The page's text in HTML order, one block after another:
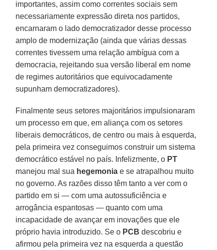
importantes, assim como correntes sociais sem
necessariamente expressão direta nos partidos,
encarnaram o lado democratizador desse processo
amplo de modernização (ainda que várias dessas
correntes tivessem uma relação ambígua com a
democracia, rejeitando sua versão liberal em nome
de regimes autoritários que equivocadamente
supunham democratizadores).
Finalmente seus setores majoritários impulsionaram
um processo em que, em aliança com os setores
liberais democráticos, de centro ou mais à esquerda,
pela primeira vez conseguimos construir um sistema
democrático estável no país. Infelizmente, o PT
manejou mal sua hegemonia e se atrapalhou muito
no governo. As razões disso têm tanto a ver com o
partido em si — com uma autossuficiência e
arrogância espantosas — quanto com uma
incapacidade de avançar em inovações que ele
próprio havia introduzido. Se o PCB descobriu e
afirmou pela primeira vez na esquerda a questão